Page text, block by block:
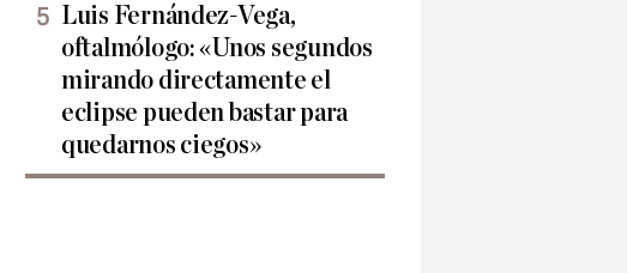
Luis Fernández-Vega,
oftalmólogo: «Unos segundos
mirando directamente el
eclipse pueden bastar para
quedarnos ciegos»